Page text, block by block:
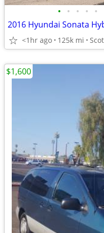
• • • • •
<1hr ago 125k mi
$1,600